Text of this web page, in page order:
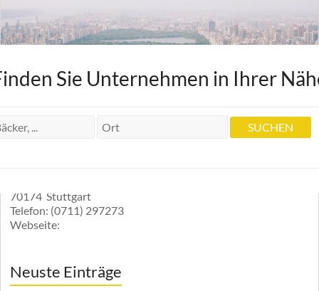
Sie Unternehmen in Ihrer
70174 Stuttgart
Telefon: (0711) 297273
Webseite:
Neuste Einträge